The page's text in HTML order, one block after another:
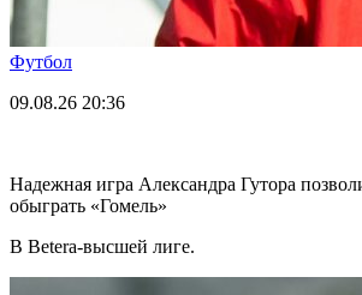
Футбол
09.08.26 20:36
Надежная игра Александра Гутора
обыграть «Гомель»
В Betera-высшей лиге.